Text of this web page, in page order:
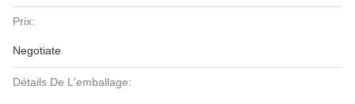
Prix:
Negotiate
Détails De L'emballage: